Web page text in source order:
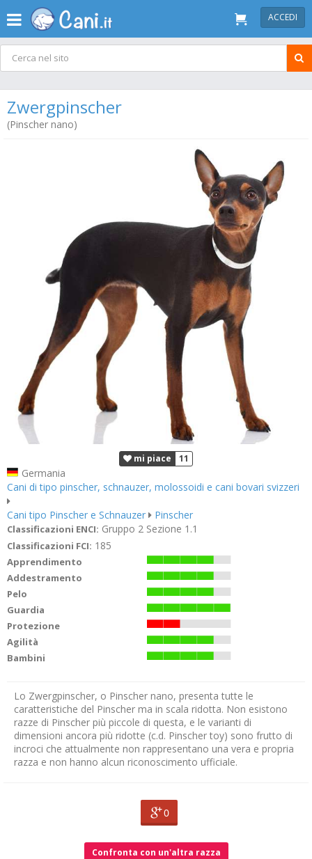
ACCEDI
Zwergpinscher
(Pinscher nano)
mi piace 11
Germania
Cani di tipo pinscher, schnauzer, molossoidi e cani bovari svizzeri
Cani tipo Pinscher e Schnauzer Pinscher
Classificazioni ENCI: Gruppo 2 Sezione 1.1
Classificazioni FCI: 185
Apprendimento
Addestramento
Pelo
Guardia
Protezione
Agilità
Bambini
Lo Zwergpinscher, o Pinscher nano, presenta tutte le
caratteristiche del Pinscher ma in scala ridotta. Non esistono
razze di Pinscher più piccole di questa, e le varianti di
dimensioni ancora più ridotte (c.d. Pinscher toy) sono frutto di
incroci che attualmente non rappresentano una vera e propria
razza e non hanno alcun riconoscimento ufficiale.
0
Confronta con un'altra razza